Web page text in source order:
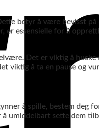
betyr å være bevisst
er essensielle for å
Det er viktig å
viktig å ta en pause og
å spille, bestem deg
umiddelbart sette dem